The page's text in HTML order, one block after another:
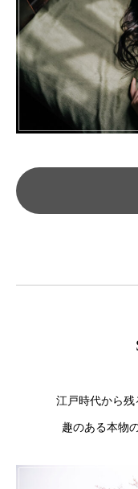
江戸時代から残
趣のある本物